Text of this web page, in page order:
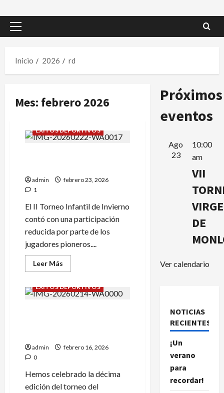
Menú
Inicio
2026 rd
Mes: febrero 2026
ÉXITOS DEPORTIVOS
admin
febrero 23, 2026
1
El II Torneo Infantil de Invierno
contó con una participación
reducida por parte de los
jugadores pioneros....
Leer Más
más
BUENAS
NOTICAS
EVENTOS SOCIALES
ÉXITOS DEPORTIVOS
admin
febrero 16, 2026
0
Hemos celebrado la décima
edición del torneo del
Próximos
eventos
Ago
23
10:00
am
VII
DE
Ver calendario
NOTICIAS
RECIENTES.
¡Un
verano
para
recordar!